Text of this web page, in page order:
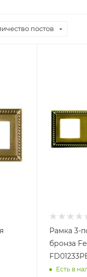
постов
Рамка 3-
бронза
Есть в